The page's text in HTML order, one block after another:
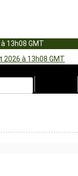
2026 à 13h08 GMT
13h08 GMT